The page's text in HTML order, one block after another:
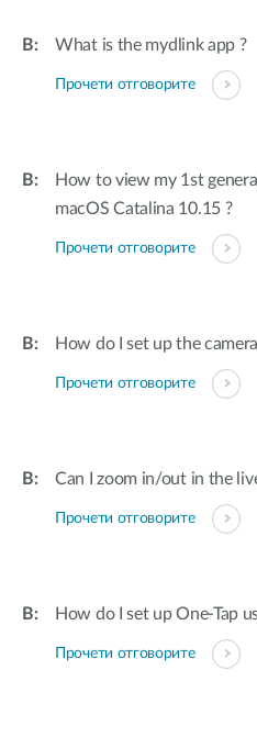
What is the mydlink app ?
Прочети отговорите
How to view my 1st
macOS Catalina 10.15 ?
Прочети отговорите
How do I set up the
Прочети отговорите
Can I zoom in/out in the
Прочети отговорите
How do I set up One-Tap
Прочети отговорите